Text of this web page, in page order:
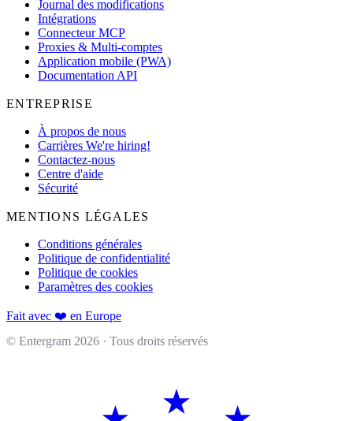
Journal des modifications
Intégrations
Connecteur MCP
Proxies & Multi-comptes
Application mobile (PWA)
Documentation API
ENTREPRISE
À propos de nous
Carrières We're hiring!
Contactez-nous
Centre d'aide
Sécurité
MENTIONS LÉGALES
Conditions générales
Politique de confidentialité
Politique de cookies
Paramètres des cookies
Fait avec ❤️ en Europe
© Entergram 2026 · Tous droits réservés